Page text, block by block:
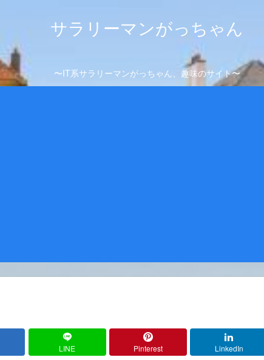
サラリーマンがっちゃん
〜IT系サラリーマンがっちゃん、趣味のサイト〜
LINE Pinterest LinkedIn